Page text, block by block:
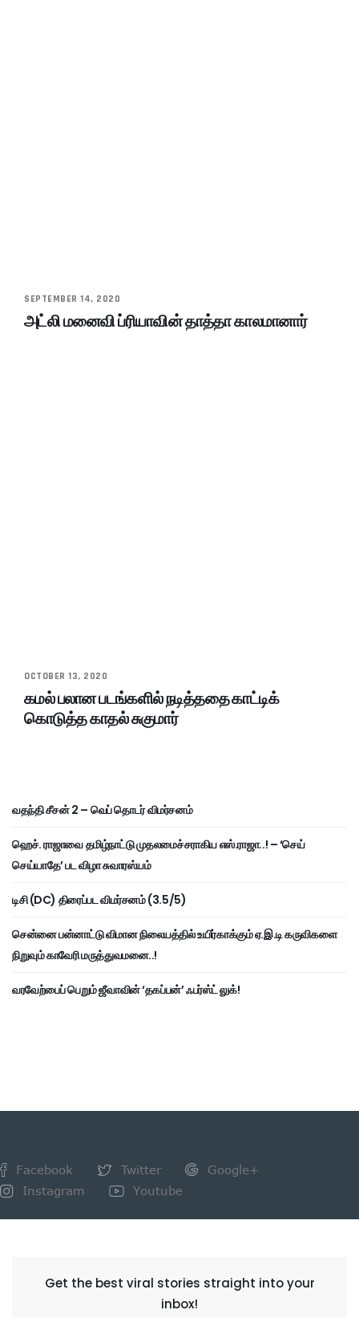
SEPTEMBER 14, 2020
அட்லி மனைவி ப்ரியாவின் தாத்தா காலமானார்
OCTOBER 13, 2020
கமல் பலான படங்களில் நடித்ததை காட்டிக்
கொடுத்த காதல் சுகுமார்
வதந்தி சீசன் 2 – வெப் தொடர் விமர்சனம்
ஹெச். ராஜாவை தமிழ்நாட்டு முதலமைச்சராகிய எஸ்.ராஜா..! – ‘செய்
செய்யாதே’ பட விழா சுவாரஸ்யம்
டிசி (DC) திரைப்பட விமர்சனம் (3.5/5)
சென்னை பன்னாட்டு விமான நிலையத்தில் உயிர்காக்கும் ஏ.இ.டி கருவிகளை
நிறுவும் காவேரி மருத்துவமனை..!
வரவேற்பைப் பெறும் ஜீவாவின் ‘தகப்பன்’ ஃபர்ஸ்ட் லுக்!
Facebook Twitter
Google+
Instagram
Youtube
Get the best viral stories straight into your
inbox!